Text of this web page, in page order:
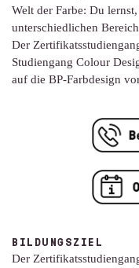
Welt der Farbe: Du
unterschiedlichen
Der
Studiengang Colour
auf die BP-Farbdesign
BILDUNGSZIEL
Der